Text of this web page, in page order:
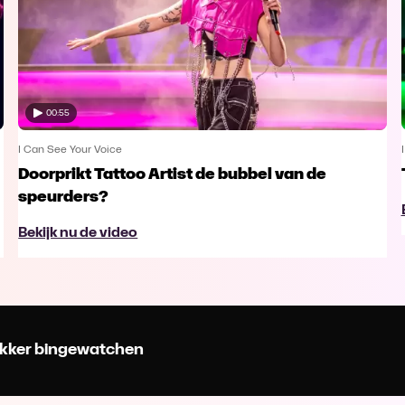
00:55
I Can See Your Voice
Doorprikt Tattoo Artist de bubbel van de
speurders?
Bekijk nu de video
bingewatchen